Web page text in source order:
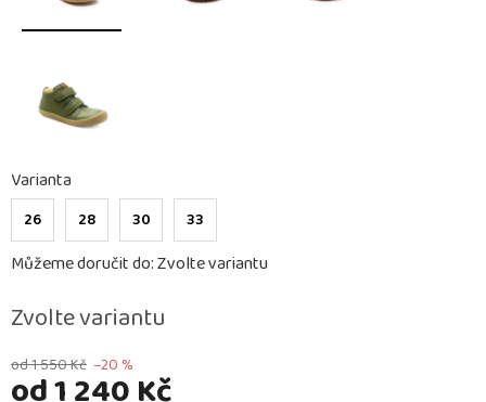
od 1 550 Kč –20 %
Zvolte variantu
Varianta
26 28 30 33
Můžeme doručit do:Zvolte variantu